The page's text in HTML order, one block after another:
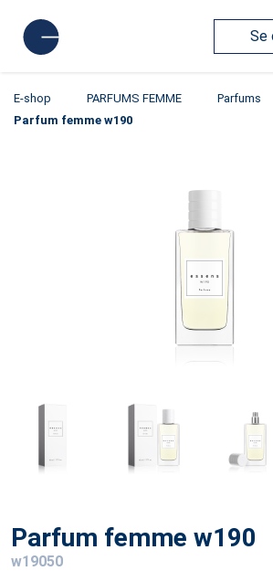
Se
E-shop PARFUMS FEMME
Parfums
Parfum femme w190
Parfum femme w190
w19050